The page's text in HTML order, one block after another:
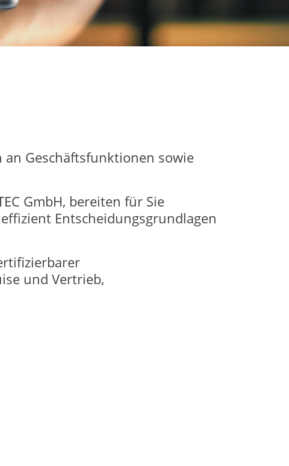
Geschäftsfunktionen sowie
GmbH, bereiten für Sie
Entscheidungsgrundlagen
und Vertrieb,